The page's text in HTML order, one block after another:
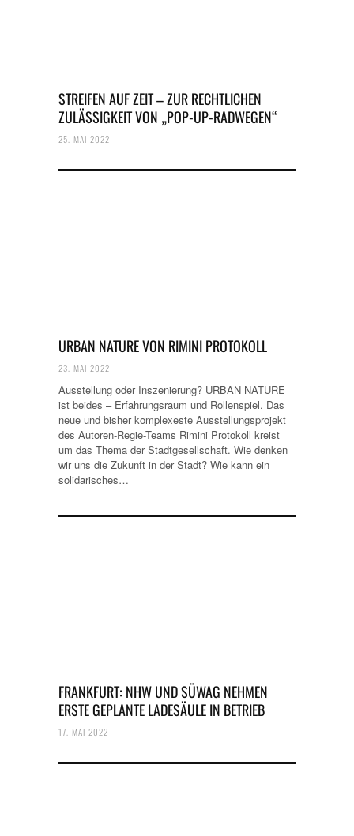
STREIFEN AUF ZEIT – ZUR RECHTLICHEN
ZULÄSSIGKEIT VON „POP-UP-RADWEGEN“
25. MAI 2022
URBAN NATURE VON RIMINI PROTOKOLL
23. MAI 2022
Ausstellung oder Inszenierung? URBAN NATURE
ist beides – Erfahrungsraum und Rollenspiel. Das
neue und bisher komplexeste Ausstellungsprojekt
des Autoren-Regie-Teams Rimini Protokoll kreist
um das Thema der Stadtgesellschaft. Wie denken
wir uns die Zukunft in der Stadt? Wie kann ein
solidarisches…
FRANKFURT: NHW UND SÜWAG NEHMEN
ERSTE GEPLANTE LADESÄULE IN BETRIEB
17. MAI 2022